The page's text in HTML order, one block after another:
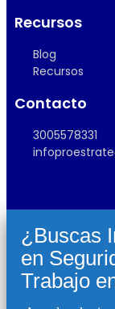
Recursos
Blog
Recursos
Contacto
3005578331
¿Buscas
en
Trabajo